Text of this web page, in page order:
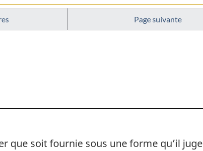
:
Page suivante
que soit fournie sous une forme qu’il juge